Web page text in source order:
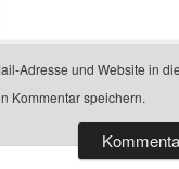
Adresse und Website in
Kommentar speichern.